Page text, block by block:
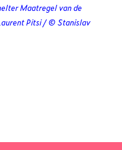
Maatregel van de
Pitsi / © Stanislav